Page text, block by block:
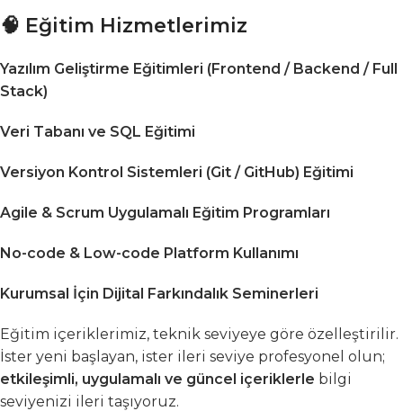
🧠 Eğitim Hizmetlerimiz
Yazılım Geliştirme Eğitimleri (Frontend / Backend / Full
Stack)
Veri Tabanı ve SQL Eğitimi
Versiyon Kontrol Sistemleri (Git / GitHub) Eğitimi
Agile & Scrum Uygulamalı Eğitim Programları
No-code & Low-code Platform Kullanımı
Kurumsal İçin Dijital Farkındalık Seminerleri
Eğitim içeriklerimiz, teknik seviyeye göre özelleştirilir.
İster yeni başlayan, ister ileri seviye profesyonel olun;
etkileşimli, uygulamalı ve güncel içeriklerle bilgi
seviyenizi ileri taşıyoruz.